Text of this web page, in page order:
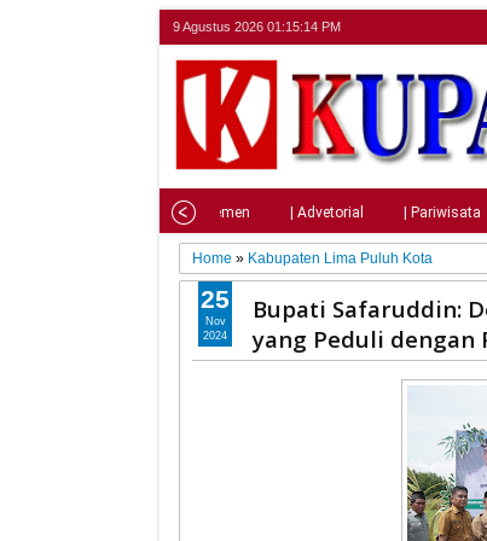
9 Agustus 2026 01:15:15 PM
| Parlemen | Advetorial | Pariwisata
Home » Kabupaten Lima Puluh Kota
Bupati Safaruddin:
yang Peduli dengan
25
Nov
2024